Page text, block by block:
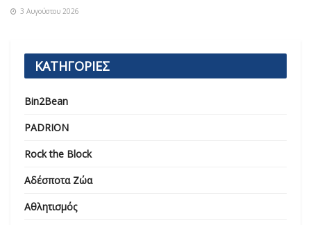
3 Αυγούστου 2026
ΚΑΤΗΓΟΡΙΕΣ
Bin2Bean
PADRION
Rock the Block
Αδέσποτα Ζώα
Αθλητισμός